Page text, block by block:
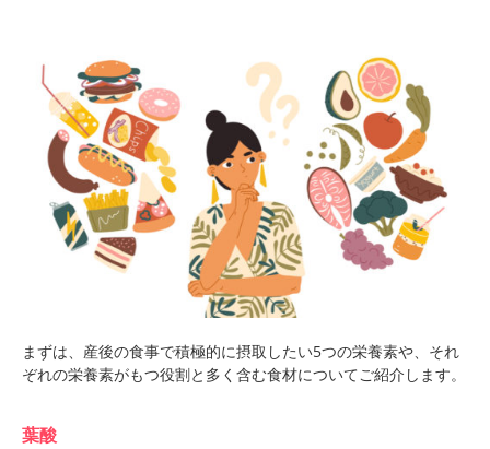
まずは、産後の食事で積極的に摂取したい5つの栄養素や、それ
ぞれの栄養素がもつ役割と多く含む食材についてご紹介します。
葉酸